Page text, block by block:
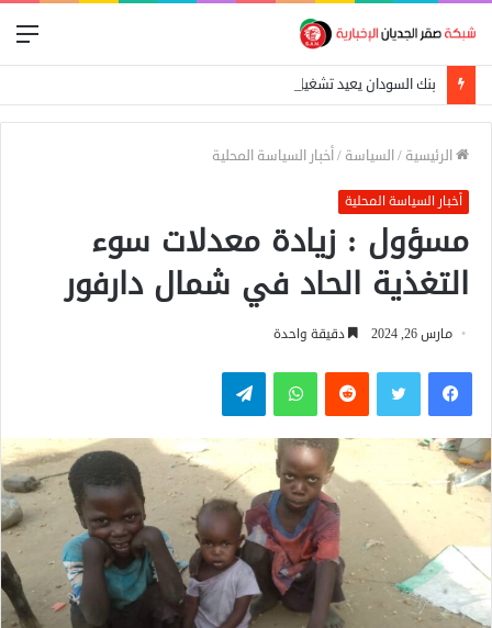
بنك السودان يعيد تشغيل المحول القومي للدفع الإلكتروني
الرئيسية /السياسة /أخبار السياسة المحلية
أخبار السياسة المحلية
مسؤول : زيادة معدلات سوء
التغذية الحاد في شمال دارفور
مارس 26, 2024 دقيقة واحدة
فيسبوكتويتر واتساب تيلقرام